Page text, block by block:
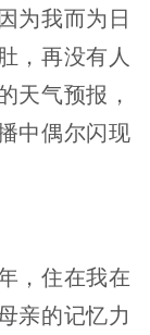
为我而为日
，再没有人
天气预报，
中偶尔闪现
，住在我在
亲的记忆力